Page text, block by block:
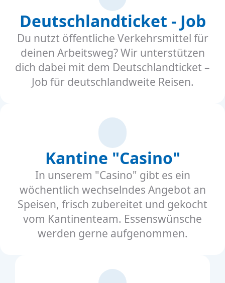
Deutschlandticket - Job
Du nutzt öffentliche Verkehrsmittel für
deinen Arbeitsweg? Wir unterstützen
dich dabei mit dem Deutschlandticket –
Job für deutschlandweite Reisen.
Kantine "Casino"
In unserem "Casino" gibt es ein
wöchentlich wechselndes Angebot an
Speisen, frisch zubereitet und gekocht
vom Kantinenteam. Essenswünsche
werden gerne aufgenommen.